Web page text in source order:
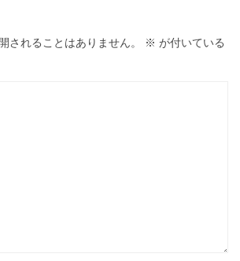
されることはありません。 ※ が付いている